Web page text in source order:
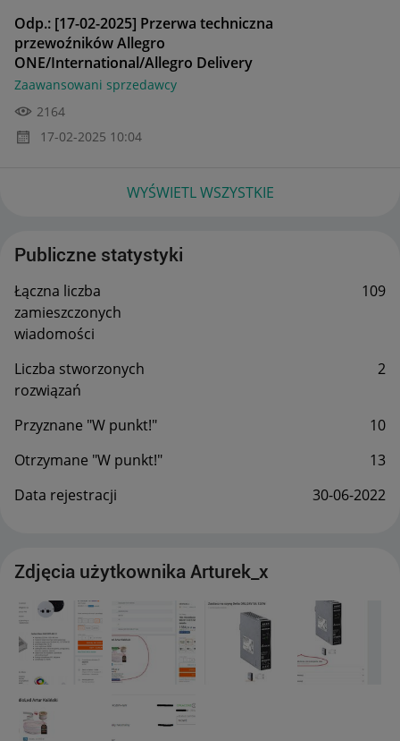
Odp.: [17-02-2025] Przerwa techniczna
przewoźników Allegro
ONE/International/Allegro Delivery
Zaawansowani sprzedawcy
2164
‎17-02-2025 10:04
WYŚWIETL WSZYSTKIE
Publiczne statystyki
Łączna liczba
zamieszczonych
wiadomości
109
Liczba stworzonych
rozwiązań
2
Przyznane "W punkt!"
10
Otrzymane "W punkt!"
13
Data rejestracji
‎30-06-2022
Zdjęcia użytkownika Arturek_x